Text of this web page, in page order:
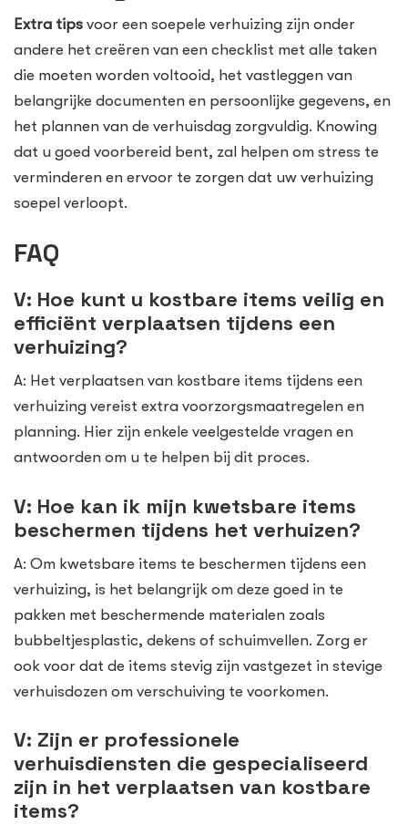
Extra tips voor een soepele verhuizing zijn onder
andere het creëren van een checklist met alle taken
die moeten worden voltooid, het vastleggen van
belangrijke documenten en persoonlijke gegevens, en
het plannen van de verhuisdag zorgvuldig. Knowing
dat u goed voorbereid bent, zal helpen om stress te
verminderen en ervoor te zorgen dat uw verhuizing
soepel verloopt.
FAQ
V: Hoe kunt u kostbare items veilig en
efficiënt verplaatsen tijdens een
verhuizing?
A: Het verplaatsen van kostbare items tijdens een
verhuizing vereist extra voorzorgsmaatregelen en
planning. Hier zijn enkele veelgestelde vragen en
antwoorden om u te helpen bij dit proces.
V: Hoe kan ik mijn kwetsbare items
beschermen tijdens het verhuizen?
A: Om kwetsbare items te beschermen tijdens een
verhuizing, is het belangrijk om deze goed in te
pakken met beschermende materialen zoals
bubbeltjesplastic, dekens of schuimvellen. Zorg er
ook voor dat de items stevig zijn vastgezet in stevige
verhuisdozen om verschuiving te voorkomen.
V: Zijn er professionele
verhuisdiensten die gespecialiseerd
zijn in het verplaatsen van kostbare
items?